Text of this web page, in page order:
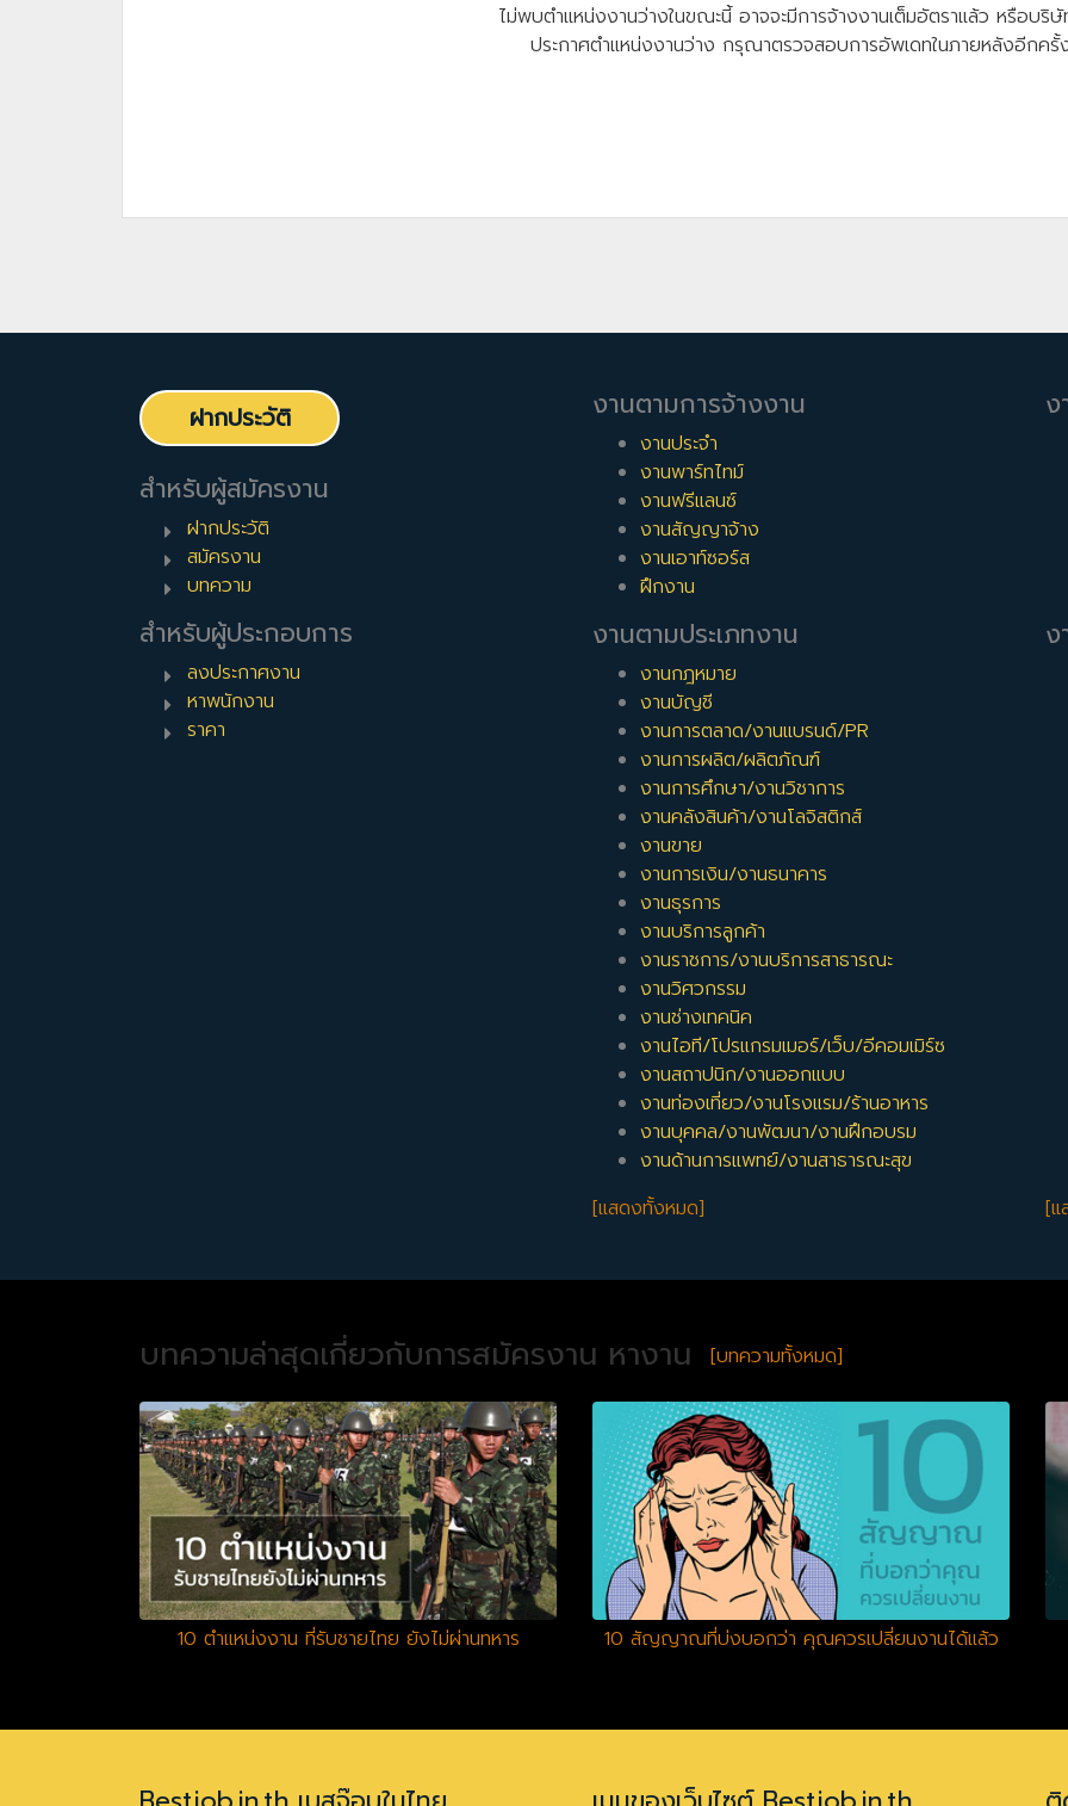
ไม่พบตำแหน่งงานว่างในขณะนี้ อาจจะมีการจ้างงานเต็มอัตราแล้ว หรือบริษั
ประกาศตำแหน่งงานว่าง กรุณาตรวจสอบการอัพเดทในภายหลังอีกครั้
ฝากประวัติ
สำหรับผู้สมัครงาน
ฝากประวัติ
สมัครงาน
บทความ
สำหรับผู้ประกอบการ
ลงประกาศงาน
หาพนักงาน
ราคา
งานตามการจ้างงาน
งานประจำ
งานพาร์ทไทม์
งานฟรีแลนซ์
งานสัญญาจ้าง
งานเอาท์ซอร์ส
ฝึกงาน
งานตามประเภทงาน
งานกฎหมาย
งานบัญชี
งานการตลาด/งานแบรนด์/PR
งานการผลิต/ผลิตภัณฑ์
งานการศึกษา/งานวิชาการ
งานคลังสินค้า/งานโลจิสติกส์
งานขาย
งานการเงิน/งานธนาคาร
งานธุรการ
งานบริการลูกค้า
งานราชการ/งานบริการสาธารณะ
งานวิศวกรรม
งานช่างเทคนิค
งานไอที/โปรแกรมเมอร์/เว็บ/อีคอมเมิร์ซ
งานสถาปนิก/งานออกแบบ
งานท่องเที่ยว/งานโรงแรม/ร้านอาหาร
งานบุคคล/งานพัฒนา/งานฝึกอบรม
งานด้านการแพทย์/งานสาธารณะสุข
[แสดงทั้งหมด]
[แ
บทความล่าสุดเกี่ยวกับการสมัครงาน หางาน [บทความทั้งหมด]
10 ตำแหน่งงาน ที่รับชายไทย ยังไม่ผ่านทหาร 10 สัญญาณที่บ่งบอกว่า คุณควรเปลี่ยนงานได้แล้ว